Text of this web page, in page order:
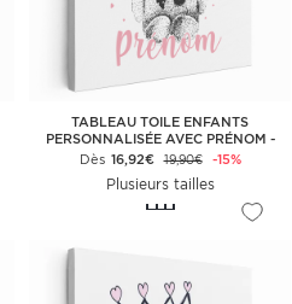
TABLEAU TOILE ENFANTS
PERSONNALISÉE AVEC PRÉNOM -
OURSON CŒURS
Dès 16,92€ 19,90€ -15%
Plusieurs tailles